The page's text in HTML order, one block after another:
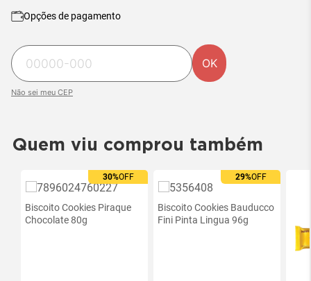
Opções de pagamento
OK
Não sei meu CEP
Quem viu comprou também
30%OFF
Biscoito Cookies Piraque
Chocolate 80g
29%OFF
Biscoito Cookies Bauducco
Fini Pinta Lingua 96g